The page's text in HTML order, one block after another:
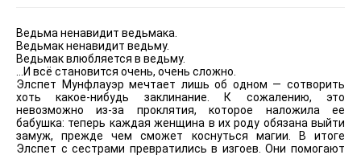
Ведьма ненавидит ведьмака.
Ведьмак ненавидит ведьму.
Ведьмак влюбляется в ведьму.
…И всё становится очень, очень сложно.
Элспет Мунфлауэр мечтает лишь об одном — сотворить
хоть какое-нибудь заклинание. К сожалению, это
невозможно из-за проклятия, которое наложила ее
бабушка: теперь каждая женщина в их роду обязана выйти
замуж, прежде чем сможет коснуться магии. В итоге
Элспет с сестрами превратились в изгоев. Они помогают